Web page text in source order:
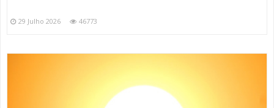
29 Julho 2026 46773